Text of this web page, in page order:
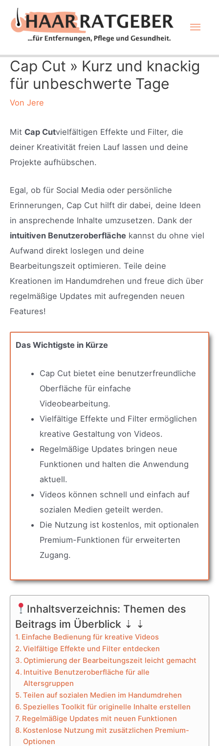
Inhalt
springen
Cap Cut » Kurz und knackig
für unbeschwerte Tage
Von Jere
Mit Cap Cutvielfältigen Effekte und Filter, die
deiner Kreativität freien Lauf lassen und deine
Projekte aufhübschen.
Egal, ob für Social Media oder persönliche
Erinnerungen, Cap Cut hilft dir dabei, deine Ideen
in ansprechende Inhalte umzusetzen. Dank der
intuitiven Benutzeroberfläche kannst du ohne viel
Aufwand direkt loslegen und deine
Bearbeitungszeit optimieren. Teile deine
Kreationen im Handumdrehen und freue dich über
regelmäßige Updates mit aufregenden neuen
Features!
Das Wichtigste in Kürze
Cap Cut bietet eine benutzerfreundliche
Oberfläche für einfache
Videobearbeitung.
Vielfältige Effekte und Filter ermöglichen
kreative Gestaltung von Videos.
Regelmäßige Updates bringen neue
Funktionen und halten die Anwendung
aktuell.
Videos können schnell und einfach auf
sozialen Medien geteilt werden.
Die Nutzung ist kostenlos, mit optionalen
Premium-Funktionen für erweiterten
Zugang.
Inhaltsverzeichnis: Themen des
Beitrags im Überblick ⇣ ⇣
Einfache Bedienung für kreative Videos
Vielfältige Effekte und Filter entdecken
Optimierung der Bearbeitungszeit leicht gemacht
Intuitive Benutzeroberfläche für alle
Altersgruppen
Teilen auf sozialen Medien im Handumdrehen
Spezielles Toolkit für originelle Inhalte erstellen
Regelmäßige Updates mit neuen Funktionen
Kostenlose Nutzung mit zusätzlichen Premium-
Optionen